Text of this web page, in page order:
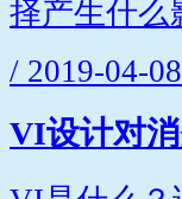
/ 2019-04-08
VI设计对